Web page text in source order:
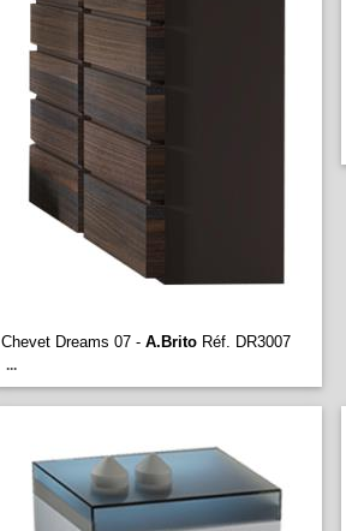
Chevet Dreams 07 - A.Brito Réf. DR3007
...